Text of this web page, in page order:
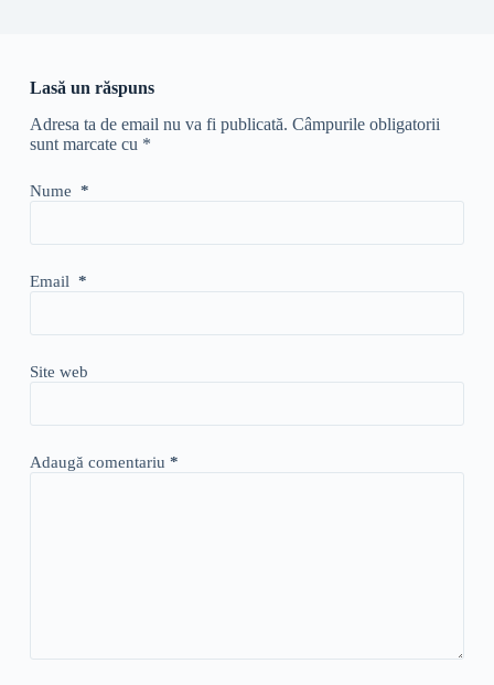
Lasă un răspuns
Adresa ta de email nu va fi publicată. Câmpurile obligatorii
sunt marcate cu *
Nume *
Email *
Site web
Adaugă comentariu *